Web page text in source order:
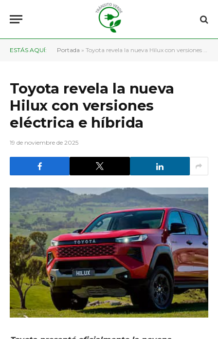
ESTÁS AQUÍ: Portada » Toyota revela la nueva Hilux con versiones eléctrica e híbrida
Toyota revela la nueva
Hilux con versiones
eléctrica e híbrida
19 de noviembre de 2025